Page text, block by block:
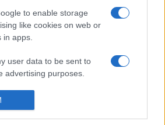
to enable storage
like cookies on web or
apps.
user data to be sent to
advertising purposes.
to send me